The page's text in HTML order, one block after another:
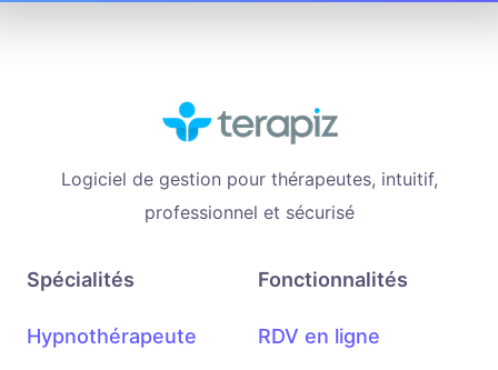
Logiciel de gestion pour thérapeutes, intuitif,
professionnel et sécurisé
Spécialités
Hypnothérapeute
Fonctionnalités
RDV en ligne